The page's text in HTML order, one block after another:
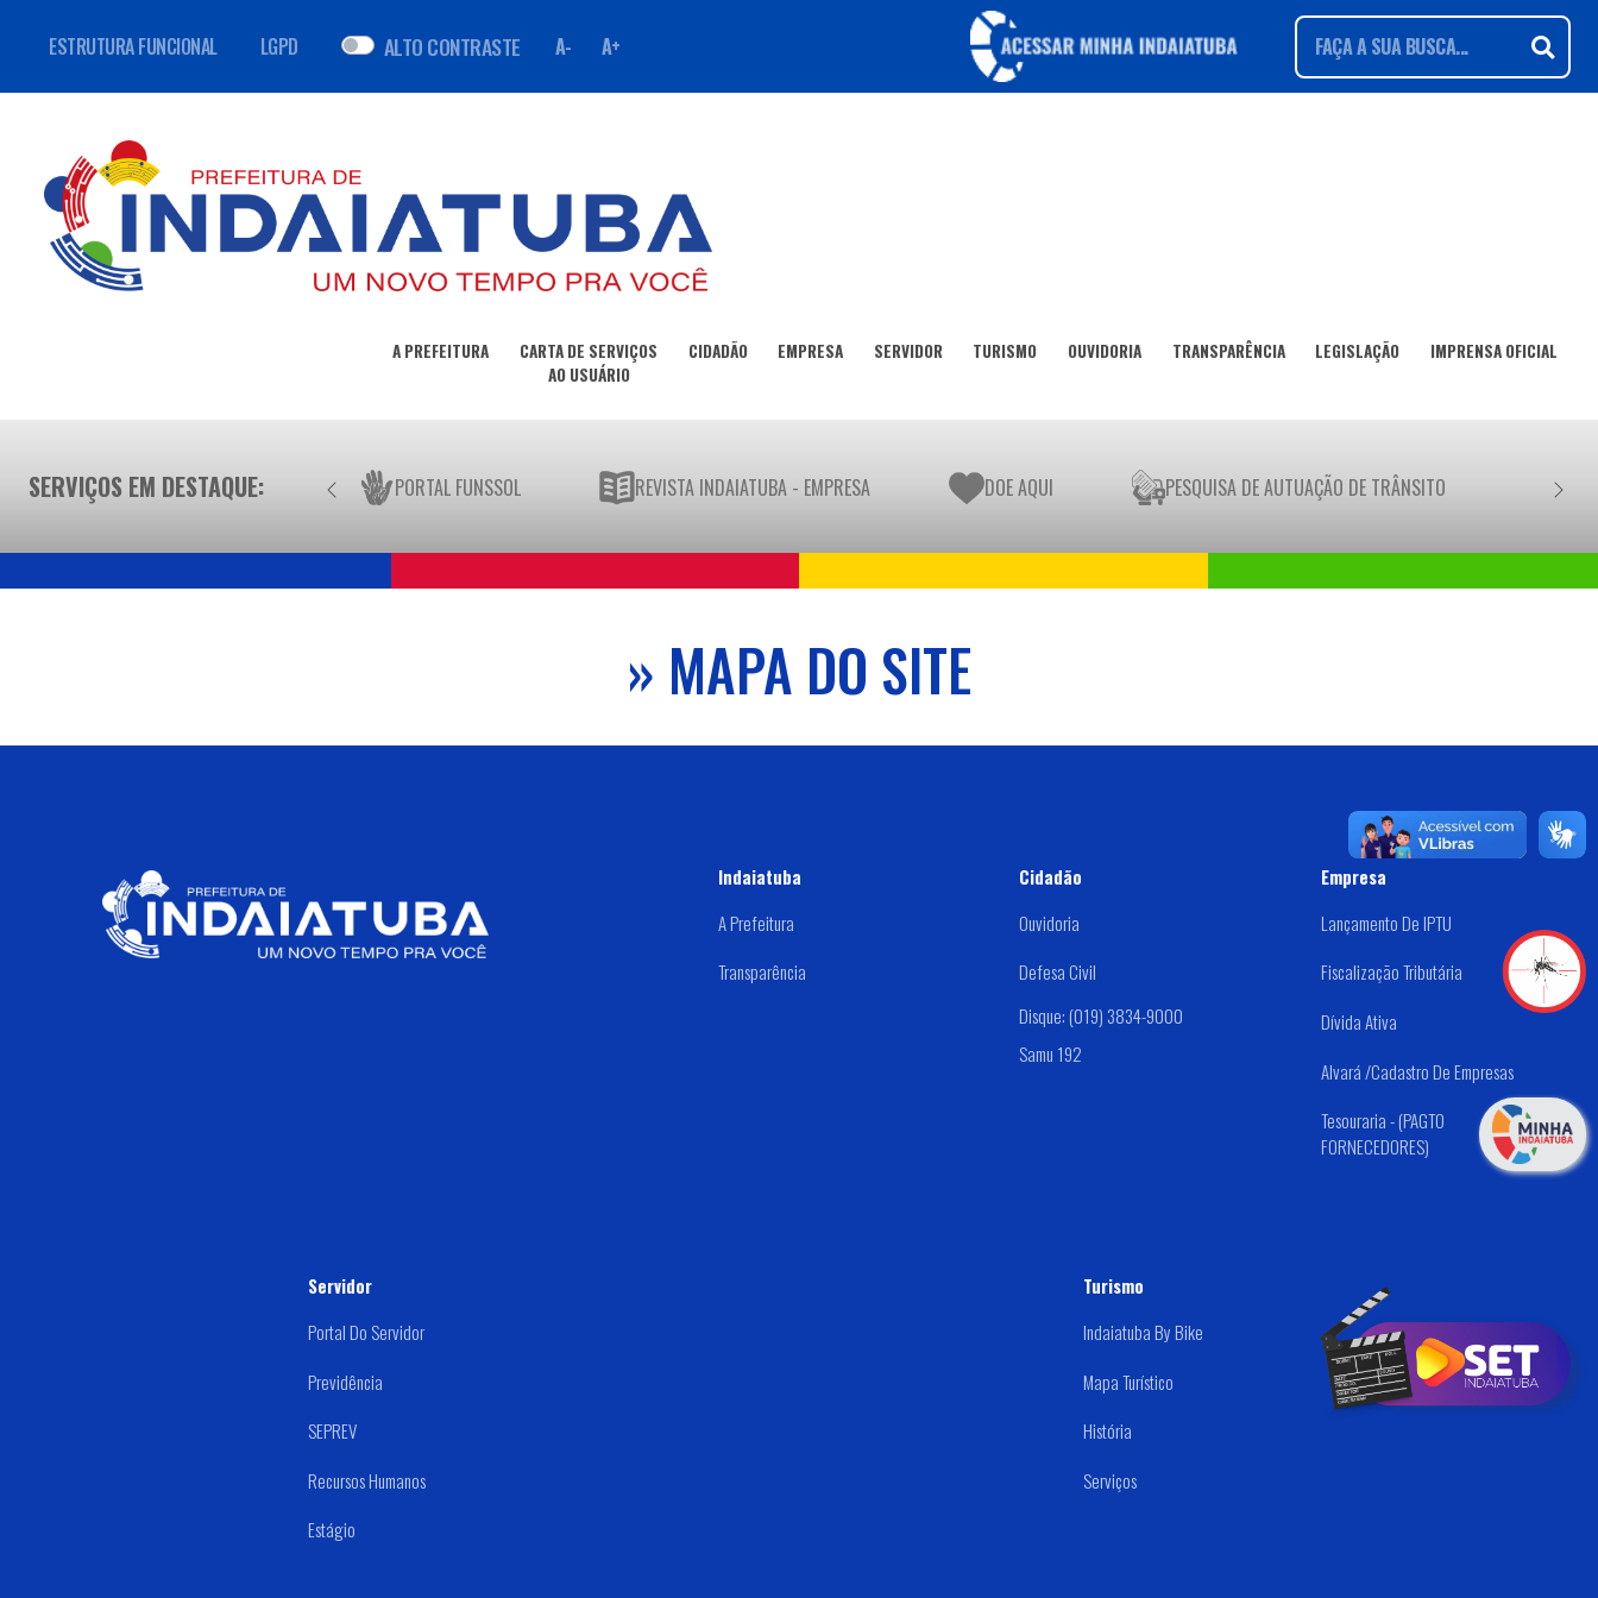
ESTRUTURA FUNCIONAL LGPD ALTO CONTRASTE A- A+
A PREFEITURA
CARTA DE SERVIÇOS
AO USUÁRIO
CIDADÃO EMPRESA SERVIDOR TURISMO OUVIDORIA TRANSPARÊNCIA LEGISLAÇÃO IMPRENSA OFICIAL
SERVIÇOS EM DESTAQUE: PORTAL FUNSSOL REVISTA INDAIATUBA - EMPRESA DOE AQUI PESQUISA DE AUTUAÇÃO DE TRÂNSITO
» MAPA DO SITE
Indaiatuba
A Prefeitura
Transparência
Cidadão
Ouvidoria
Defesa Civil
Disque: (019) 3834-9000
Samu 192
Empresa
Lançamento De IPTU
Fiscalização Tributária
Dívida Ativa
Alvará /Cadastro De Empresas
Tesouraria - (PAGTO
FORNECEDORES)
Servidor
Portal Do Servidor
Previdência
SEPREV
Recursos Humanos
Estágio
Turismo
Indaiatuba By Bike
Mapa Turístico
História
Serviços